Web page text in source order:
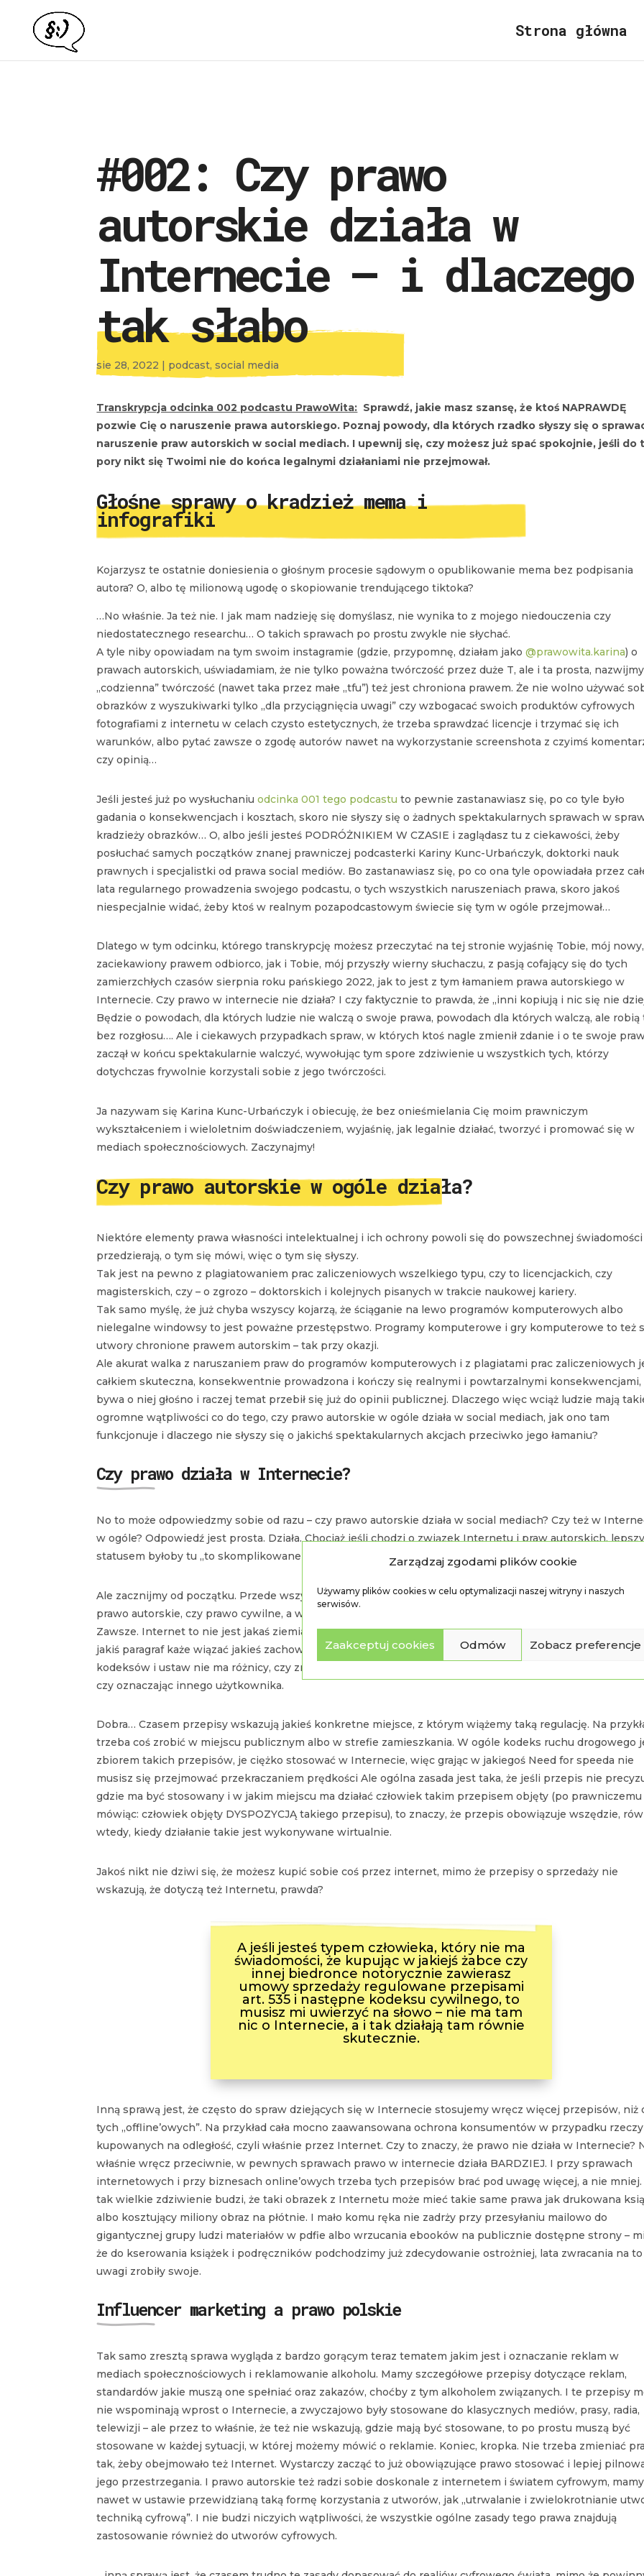
Zarządzaj zgodami plików cookie
Używamy plików cookies w celu optymalizacji naszej witryny i naszych
serwisów.
Zaakceptuj cookies Odmów Zobacz preferencje
Strona główna
#002: Czy prawo
autorskie działa w
Internecie – i dlaczego
tak słabo
sie 28, 2022 | podcast,social media
Transkrypcja odcinka 002 podcastu PrawoWita: Sprawdź, jakie masz szansę, że ktoś NAPRAWDĘ
pozwie Cię o naruszenie prawa autorskiego. Poznaj powody, dla których rzadko słyszy się o
naruszenie praw autorskich w social mediach. I upewnij się, czy możesz już spać spokojnie, jeśli do
pory nikt się Twoimi nie do końca legalnymi działaniami nie przejmował.
Głośne sprawy o kradzież mema i
infografiki
Kojarzysz te ostatnie doniesienia o głośnym procesie sądowym o opublikowanie mema bez podpisania
autora? O, albo tę milionową ugodę o skopiowanie trendującego tiktoka?
…No właśnie. Ja też nie. I jak mam nadzieję się domyślasz, nie wynika to z mojego niedouczenia czy
niedostatecznego researchu… O takich sprawach po prostu zwykle nie słychać.
A tyle niby opowiadam na tym swoim instagramie (gdzie, przypomnę, działam jako@prawowita.karina) o
prawach autorskich, uświadamiam, że nie tylko poważna twórczość przez duże T, ale i ta prosta,
„codzienna” twórczość (nawet taka przez małe „tfu”) też jest chroniona prawem. Że nie wolno używać
obrazków z wyszukiwarki tylko „dla przyciągnięcia uwagi” czy wzbogacać swoich produktów cyfrowych
fotografiami z internetu w celach czysto estetycznych, że trzeba sprawdzać licencje i trzymać się ich
warunków, albo pytać zawsze o zgodę autorów nawet na wykorzystanie screenshota z czyimś
czy opinią…
Jeśli jesteś już po wysłuchaniuodcinka 001 tego podcastu to pewnie zastanawiasz się, po co tyle było
gadania o konsekwencjach i kosztach, skoro nie słyszy się o żadnych spektakularnych sprawach w
kradzieży obrazków… O, albo jeśli jesteś PODRÓŻNIKIEM W CZASIE i zaglądasz tu z ciekawości, żeby
posłuchać samych początków znanej prawniczej podcasterki Kariny Kunc-Urbańczyk, doktorki nauk
prawnych i specjalistki od prawa social mediów. Bo zastanawiasz się, po co ona tyle opowiadała przez
lata regularnego prowadzenia swojego podcastu, o tych wszystkich naruszeniach prawa, skoro jakoś
niespecjalnie widać, żeby ktoś w realnym pozapodcastowym świecie się tym w ogóle przejmował…
Dlatego w tym odcinku, którego transkrypcję możesz przeczytać na tej stronie wyjaśnię Tobie, mój nowy,
zaciekawiony prawem odbiorco, jak i Tobie, mój przyszły wierny słuchaczu, z pasją cofający się do tych
zamierzchłych czasów sierpnia roku pańskiego 2022, jak to jest z tym łamaniem prawa autorskiego w
Internecie. Czy prawo w internecie nie działa? I czy faktycznie to prawda, że „inni kopiują i nic się nie
Będzie o powodach, dla których ludzie nie walczą o swoje prawa, powodach dla których walczą, ale robią
bez rozgłosu…. Ale i ciekawych przypadkach spraw, w których ktoś nagle zmienił zdanie i o te swoje
zaczął w końcu spektakularnie walczyć, wywołując tym spore zdziwienie u wszystkich tych, którzy
dotychczas frywolnie korzystali sobie z jego twórczości.
Ja nazywam się Karina Kunc-Urbańczyk i obiecuję, że bez onieśmielania Cię moim prawniczym
wykształceniem i wieloletnim doświadczeniem, wyjaśnię, jak legalnie działać, tworzyć i promować się w
mediach społecznościowych. Zaczynajmy!
Czy prawo autorskie w ogóle działa?
Niektóre elementy prawa własności intelektualnej i ich ochrony powoli się do powszechnej świadomości
przedzierają, o tym się mówi, więc o tym się słyszy.
Tak jest na pewno z plagiatowaniem prac zaliczeniowych wszelkiego typu, czy to licencjackich, czy
magisterskich, czy – o zgrozo – doktorskich i kolejnych pisanych w trakcie naukowej kariery.
Tak samo myślę, że już chyba wszyscy kojarzą, że ściąganie na lewo programów komputerowych albo
nielegalne windowsy to jest poważne przestępstwo. Programy komputerowe i gry komputerowe to też
utwory chronione prawem autorskim – tak przy okazji.
Ale akurat walka z naruszaniem praw do programów komputerowych i z plagiatami prac zaliczeniowych
całkiem skuteczna, konsekwentnie prowadzona i kończy się realnymi i powtarzalnymi konsekwencjami,
bywa o niej głośno i raczej temat przebił się już do opinii publicznej. Dlaczego więc wciąż ludzie mają
ogromne wątpliwości co do tego, czy prawo autorskie w ogóle działa w social mediach, jak ono tam
funkcjonuje i dlaczego nie słyszy się o jakichś spektakularnych akcjach przeciwko jego łamaniu?
Czy prawo działa w Internecie?
No to może odpowiedzmy sobie od razu – czy prawo autorskie działa w social mediach? Czy też w
w ogóle? Odpowiedź jest prosta. Działa. Chociaż jeśli chodzi o związek Internetu i praw autorskich,
statusem byłoby tu „to skomplikowane”.
Ale zacznijmy od początku. Przede wszystkim, wszystkie nasze regulacje prawne, czy to prawo karne, czy
prawo autorskie, czy prawo cywilne, a więc to związane z zawieraniem umów, działają również w
Zawsze. Internet to nie jest jakaś ziemia niczyja. Przepisy prawne dotyczą ludzi i ludzkich zachowań i
jakiś paragraf każe wiązać jakieś zachowanie z jakąś prawną konsekwencją, to naprawdę, dla naszych
kodeksów i ustaw nie ma różnicy, czy zrobisz coś na ulicy, czy na profilu społecznościowym, twarzą w
czy oznaczając innego użytkownika.
Dobra… Czasem przepisy wskazują jakieś konkretne miejsce, z którym wiążemy taką regulację. Na
trzeba coś zrobić w miejscu publicznym albo w strefie zamieszkania. W ogóle kodeks ruchu drogowego
zbiorem takich przepisów, je ciężko stosować w Internecie, więc grając w jakiegoś Need for speeda nie
musisz się przejmować przekraczaniem prędkości Ale ogólna zasada jest taka, że jeśli przepis nie
gdzie ma być stosowany i w jakim miejscu ma działać człowiek takim przepisem objęty (po prawniczemu
mówiąc: człowiek objęty DYSPOZYCJĄ takiego przepisu), to znaczy, że przepis obowiązuje wszędzie,
wtedy, kiedy działanie takie jest wykonywane wirtualnie.
Jakoś nikt nie dziwi się, że możesz kupić sobie coś przez internet, mimo że przepisy o sprzedaży nie
wskazują, że dotyczą też Internetu, prawda?
A jeśli jesteś typem człowieka, który nie ma
świadomości, że kupując w jakiejś żabce czy
innej biedronce notorycznie zawierasz
umowy sprzedaży regulowane przepisami
art. 535 i następne kodeksu cywilnego, to
musisz mi uwierzyć na słowo – nie ma tam
nic o Internecie, a i tak działają tam równie
skutecznie.
Inną sprawą jest, że często do spraw dziejących się w Internecie stosujemy wręcz więcej przepisów, niż
tych „offline’owych”. Na przykład cała mocno zaawansowana ochrona konsumentów w przypadku rzeczy
kupowanych na odległość, czyli właśnie przez Internet. Czy to znaczy, że prawo nie działa w Internecie?
właśnie wręcz przeciwnie, w pewnych sprawach prawo w internecie działa BARDZIEJ. I przy sprawach
internetowych i przy biznesach online’owych trzeba tych przepisów brać pod uwagę więcej, a nie mniej.
tak wielkie zdziwienie budzi, że taki obrazek z Internetu może mieć takie same prawa jak drukowana
albo kosztujący miliony obraz na płótnie. I mało komu ręka nie zadrży przy przesyłaniu mailowo do
gigantycznej grupy ludzi materiałów w pdfie albo wrzucania ebooków na publicznie dostępne strony –
że do kserowania książek i podręczników podchodzimy już zdecydowanie ostrożniej, lata zwracania na to
uwagi zrobiły swoje.
Influencer marketing a prawo polskie
Tak samo zresztą sprawa wygląda z bardzo gorącym teraz tematem jakim jest i oznaczanie reklam w
mediach społecznościowych i reklamowanie alkoholu. Mamy szczegółowe przepisy dotyczące reklam,
standardów jakie muszą one spełniać oraz zakazów, choćby z tym alkoholem związanych. I te przepisy
nie wspominają wprost o Internecie, a zwyczajowo były stosowane do klasycznych mediów, prasy, radia,
telewizji – ale przez to właśnie, że też nie wskazują, gdzie mają być stosowane, to po prostu muszą być
stosowane w każdej sytuacji, w której możemy mówić o reklamie. Koniec, kropka. Nie trzeba zmieniać
tak, żeby obejmowało też Internet. Wystarczy zacząć to już obowiązujące prawo stosować i lepiej
jego przestrzegania. I prawo autorskie też radzi sobie doskonale z internetem i światem cyfrowym, mamy
nawet w ustawie przewidzianą taką formę korzystania z utworów, jak „utrwalanie i zwielokrotnianie
techniką cyfrową”. I nie budzi niczyich wątpliwości, że wszystkie ogólne zasady tego prawa znajdują
zastosowanie również do utworów cyfrowych.